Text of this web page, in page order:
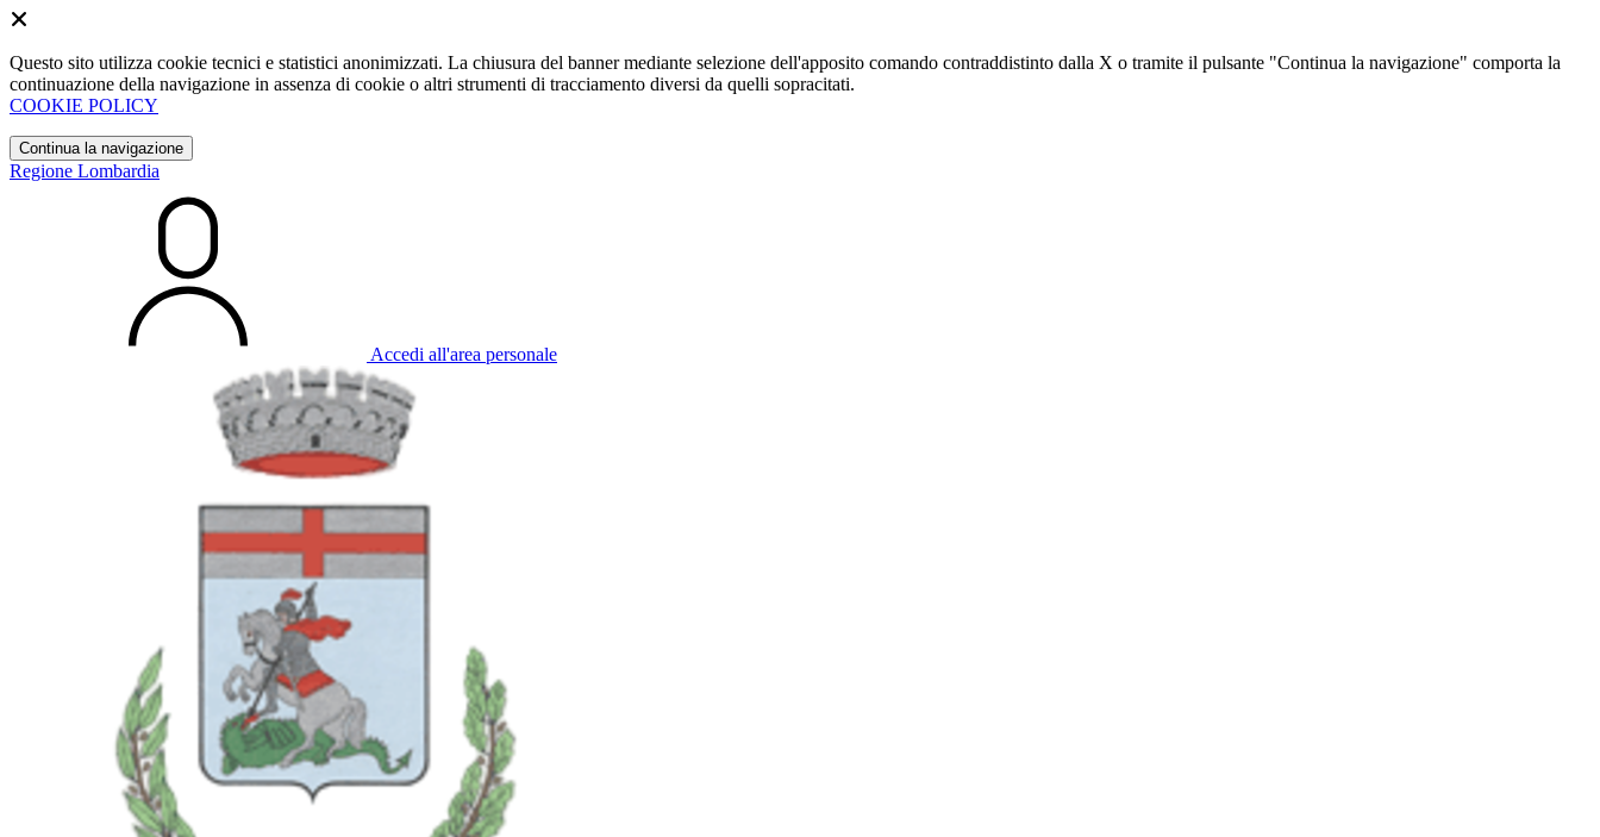
Questo sito utilizza cookie tecnici e statistici anonimizzati. La chiusura del banner mediante selezione dell'apposito comando contraddistinto dalla X o tramite il pulsante "Continua la navigazione" comporta la
continuazione della navigazione in assenza di cookie o altri strumenti di tracciamento diversi da quelli sopracitati.
COOKIE POLICY
Continua la navigazione
Regione Lombardia
Accedi all'area personale